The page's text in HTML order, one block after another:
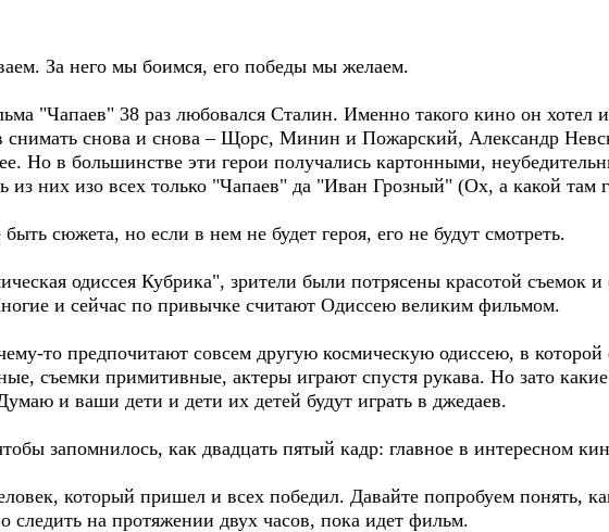
За него мы боимся, его победы мы желаем.
"Чапаев" 38 раз любовался Сталин. Именно такого кино он хотел и
снимать снова и снова – Щорс, Минин и Пожарский, Александр
Но в большинстве эти герои получались картонными,
из них изо всех только "Чапаев" да "Иван Грозный" (Ох, а какой там
сюжета, но если в нем не будет героя, его не будут смотреть.
одиссея Кубрика", зрители были потрясены красотой съемок
и сейчас по привычке считают Одиссею великим фильмом.
то предпочитают совсем другую космическую одиссею, в
съемки примитивные, актеры играют спустя рукава. Но зато
и ваши дети и дети их детей будут играть в джедаев.
запомнилось, как двадцать пятый кадр: главное в интересном
который пришел и всех победил. Давайте попробуем понять,
следить на протяжении двух часов, пока идет фильм.